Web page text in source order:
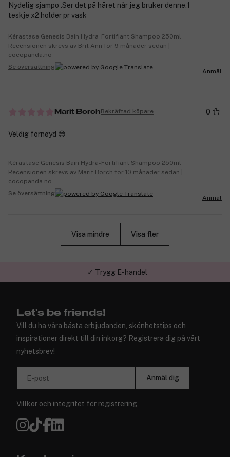
Nydelig sjampo .Ser det på håret når jeg bruker denne.1
teskje x2 holder pr vask
Kérastase Genesis Bain Hydra-Fortifiant Shampoo 250ml
Recensionen skrevs av Brit Ann för 9 månader sedan |
cocopanda.no
Se översättning
Anmäl
Marit BorchBekräftad köpare 0
Veldig fornøyd 😊
Kérastase Genesis Bain Hydra-Fortifiant Shampoo 250ml
Recensionen skrevs av Marit Borch för 10 månader sedan |
cocopanda.no
Se översättning
Anmäl
Visa mindre Visa fler
✓ Trygg E-handel
Let's be friends!
Vill du ha våra bästa erbjudanden, skönhetstips och
inspirationer direkt till din inkorg? Registrera dig på vårt
nyhetsbrev!
E-post Anmäl dig
Villkor och integritet för registrering